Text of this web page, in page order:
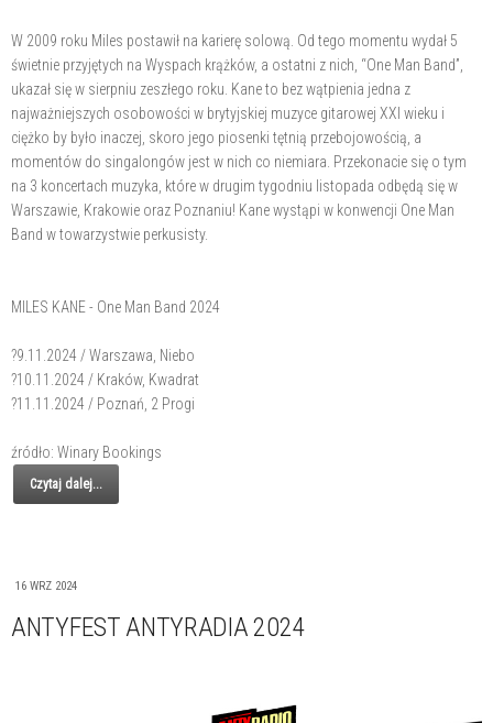
W 2009 roku Miles postawił na karierę solową. Od tego momentu wydał 5
świetnie przyjętych na Wyspach krążków, a ostatni z nich, “One Man Band”,
ukazał się w sierpniu zeszłego roku. Kane to bez wątpienia jedna z
najważniejszych osobowości w brytyjskiej muzyce gitarowej XXI wieku i
ciężko by było inaczej, skoro jego piosenki tętnią przebojowością, a
momentów do singalongów jest w nich co niemiara. Przekonacie się o tym
na 3 koncertach muzyka, które w drugim tygodniu listopada odbędą się w
Warszawie, Krakowie oraz Poznaniu! Kane wystąpi w konwencji One Man
Band w towarzystwie perkusisty.
MILES KANE - One Man Band 2024
?9.11.2024 / Warszawa, Niebo
?10.11.2024 / Kraków, Kwadrat
?11.11.2024 / Poznań, 2 Progi
źródło: Winary Bookings
Czytaj dalej...
16 WRZ 2024
ANTYFEST ANTYRADIA 2024